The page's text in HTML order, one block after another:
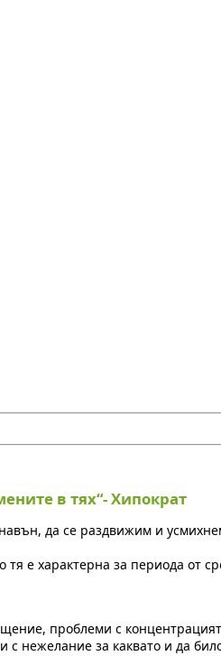
в тях“- Хипократ
да се раздвижим и
е характерна за периода от
проблеми с
с нежелание за каквато и да